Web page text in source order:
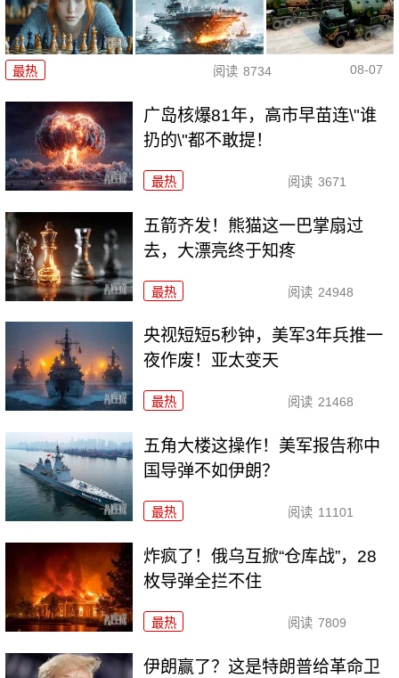
最热 阅读 8734 08-07
广岛核爆81年，高市早苗连\"谁
扔的\"都不敢提！
最热 阅读 3671
五箭齐发！熊猫这一巴掌扇过
去，大漂亮终于知疼
最热 阅读 24948
央视短短5秒钟，美军3年兵推一
夜作废！亚太变天
最热 阅读 21468
五角大楼这操作！美军报告称中
国导弹不如伊朗？
最热 阅读 11101
炸疯了！俄乌互掀“仓库战”，28
枚导弹全拦不住
最热 阅读 7809
伊朗赢了？这是特朗普给革命卫